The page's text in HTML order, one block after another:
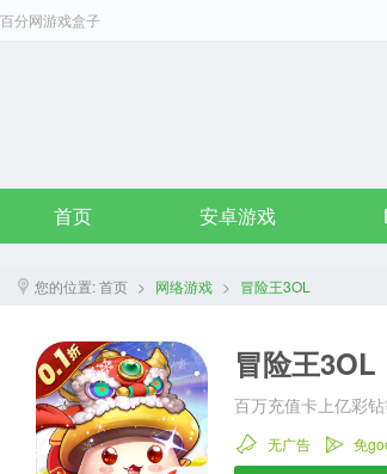
百分网游戏盒子
首页 安卓游戏
您的位置:首页 > 网络游戏 > 冒险王3OL
冒险王3OL
百万充值卡上亿彩
无广告 免